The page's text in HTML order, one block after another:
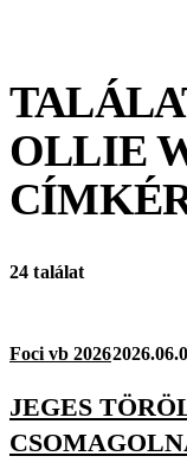
OLLIE
24 találat
Foci vb 2026
JEGES